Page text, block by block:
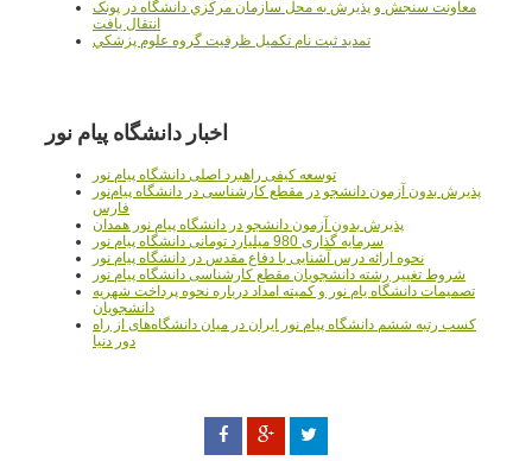
معاونت سنجش و پذيرش به محل سازمان مرکزي دانشگاه در پونک
انتقال يافت
تمديد ثبت نام تکميل ظرفيت گروه علوم پزشکي
اخبار دانشگاه پیام نور
توسعه کیفی راهبرد اصلی دانشگاه پیام نور
پذیرش بدون آزمون دانشجو در مقطع کارشناسی در دانشگاه پیام‌نور
فارس
پذیرش بدون آزمون دانشجو در دانشگاه پیام نور همدان
سرمایه گذاری 980 میلیارد تومانی دانشگاه پیام نور
نحوه ارائه درس آشنایی با دفاع مقدس در دانشگاه پیام نور
شروط تغییر رشته دانشجویان مقطع کارشناسی دانشگاه پیام نور
تصمیمات دانشگاه یام نور و کمیته امداد درباره نحوه پرداخت شهریه
دانشجویان
کسب رتبه ششم دانشگاه پیام نور ایران در میان دانشگاه‌های از راه
دور دنیا